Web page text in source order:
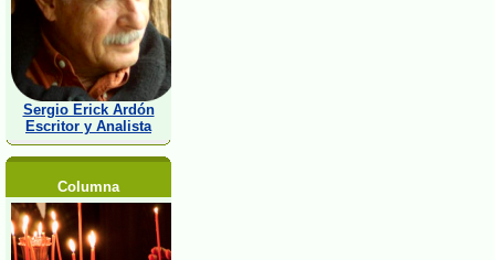
Sergio Erick Ardón
Escritor y Analista
Columna